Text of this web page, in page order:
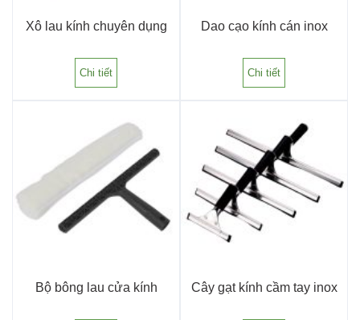
Xô lau kính chuyên dụng
Chi tiết
Dao cạo kính cán inox
Chi tiết
Bộ bông lau cửa kính Cây gạt kính cầm tay inox